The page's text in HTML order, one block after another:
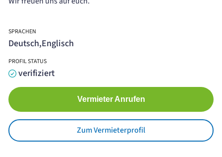
SPRACHEN
Deutsch,Englisch
verifiziert
PROFIL STATUS
Vermieter Anrufen
Zum Vermieterprofil